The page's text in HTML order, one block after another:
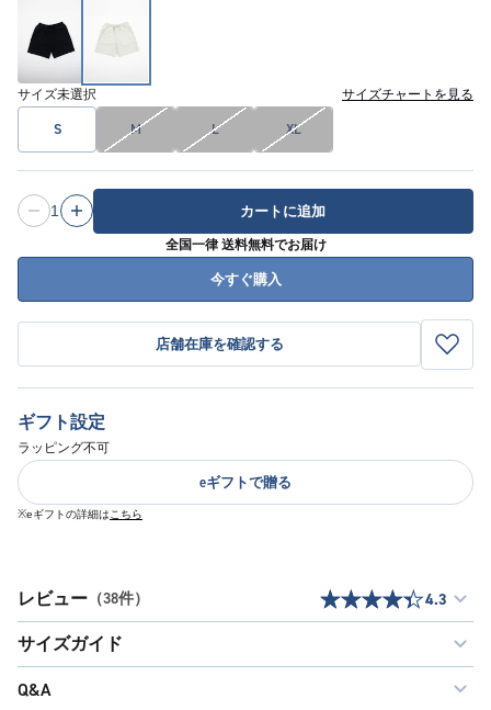
サイズ未選択 サイズチャートを見る
S M L XL
1 カートに追加
全国一律 送料無料でお届け
今すぐ購入
店舗在庫を確認する
ギフト設定
ラッピング不可
eギフトで贈る
※eギフトの詳細は こちら
レビュー （38件） 4.3
サイズガイド
Q&A